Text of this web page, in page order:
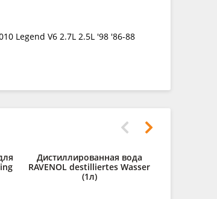
Legend V6 2.7L 2.5L '98 '86-88
Дистиллированная вода
RAVENOL destilliertes Wasser
(1л)